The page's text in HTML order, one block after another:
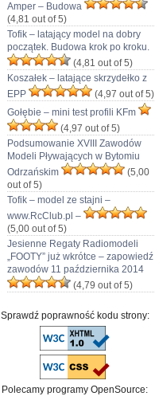
Amper – Budowa
(4,81 out of 5)
Tofik – latający model na dobry
początek. Budowa krok po kroku.
(4,81 out of 5)
Koszałek – latające skrzydełko z
EPP
(4,97 out of 5)
Gołębie – mini test profili KFm
(4,97 out of 5)
Podsumowanie XVIII Zawodów
Modeli Pływających w Bytomiu
Odrzańskim
(5,00
out of 5)
Tofik – model ze stajni –
www.RcClub.pl –
(5,00 out of 5)
Jesienne Regaty Radiomodeli
„FOOTY” już wkrótce – zapowiedź
zawodów 11 października 2014
(4,79 out of 5)
Sprawdź poprawność kodu strony:
Polecamy programy OpenSource: